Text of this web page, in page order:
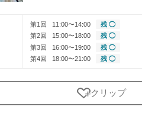
第1回 11:00〜14:00
残 ◯
第2回
15:00〜18:00
残 ◯
第3回
16:00〜19:00
残 ◯
第4回
18:00〜21:00 残 ◯
クリップ